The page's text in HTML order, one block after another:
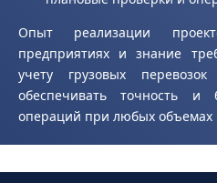
Опыт реализации
предприятиях и знание
учету грузовых
обеспечивать точность и
операций при любых объемах